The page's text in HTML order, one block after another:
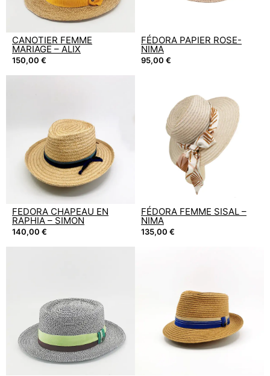
CANOTIER FEMME
MARIAGE – ALIX
150,00 €
FÉDORA PAPIER ROSE-
NIMA
95,00 €
FEDORA CHAPEAU EN
RAPHIA – SIMON
140,00 €
FÉDORA FEMME SISAL –
NIMA
135,00 €